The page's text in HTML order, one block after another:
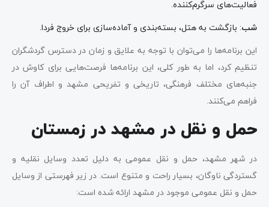
فعالیت‌های سرگرم‌کننده.
شب: بازگشت به هتل، بسته‌بندی و آماده‌سازی برای خروج فردا.
این برنامه‌ها را می‌توان با توجه به علایق و زمان در دسترس گردشگران
تنظیم کرد، اما به طور کلی، این برنامه‌ها فرصت‌هایی برای کاوش در
جنبه‌های مختلف فرهنگی، تاریخی و تفریحی مشهد و اطراف آن را
فراهم می‌کنند.
حمل و نقل در مشهد در زمستان
در شهر مشهد، حمل و نقل عمومی به دلیل تعدد وسایل نقلیه و
گستردگی ناوگان، بسیار راحت و متنوع است. در زیر فهرستی از وسایل
حمل و نقل عمومی موجود در مشهد ارائه شده است: